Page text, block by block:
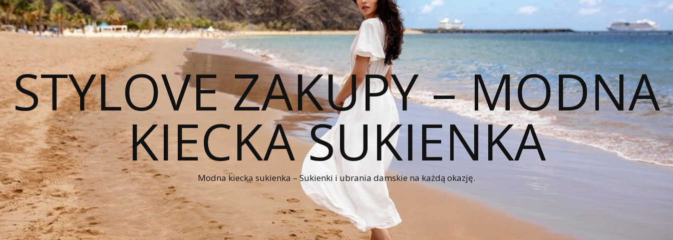
STYLOVE ZAKUPY – MODNA
KIECKA SUKIENKA
Modna kiecka sukienka – Sukienki i ubrania damskie na każdą okazję.